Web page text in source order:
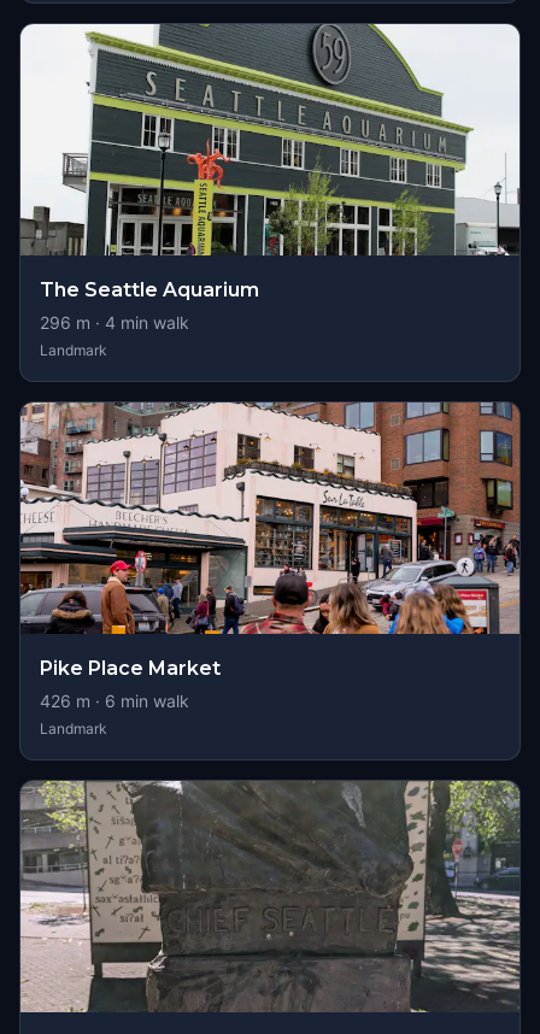
The Seattle Aquarium
296 m · 4 min walk
Landmark
Pike Place Market
426 m · 6 min walk
Landmark